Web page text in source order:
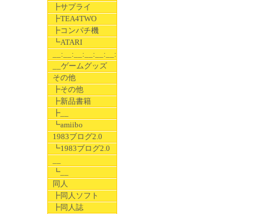
┣サプライ
┣TEA4TWO
┣コンパチ機
┗ATARI
__:__:__:__:__:__:__
__ゲームグッズ
その他
┣その他
┣新品書籍
┣__
┗amiibo
1983ブログ2.0
┗1983ブログ2.0
┗__
同人
┣同人ソフト
┣同人誌